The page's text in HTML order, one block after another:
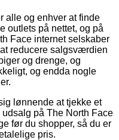
alle og enhver at finde
outlets på nettet, og på
Face internet selskaber
reducere salgsværdien
og drenge, og
og endda nogle
lønnende at tjekke et
på The North Face
før du shopper, så du er
pris.